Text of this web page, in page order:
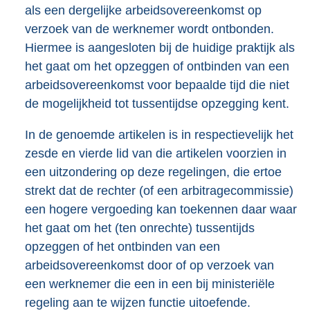
als een dergelijke arbeidsovereenkomst op
verzoek van de werknemer wordt ontbonden.
Hiermee is aangesloten bij de huidige praktijk als
het gaat om het opzeggen of ontbinden van een
arbeidsovereenkomst voor bepaalde tijd die niet
de mogelijkheid tot tussentijdse opzegging kent.
In de genoemde artikelen is in respectievelijk het
zesde en vierde lid van die artikelen voorzien in
een uitzondering op deze regelingen, die ertoe
strekt dat de rechter (of een arbitragecommissie)
een hogere vergoeding kan toekennen daar waar
het gaat om het (ten onrechte) tussentijds
opzeggen of het ontbinden van een
arbeidsovereenkomst door of op verzoek van
een werknemer die een in een bij ministeriële
regeling aan te wijzen functie uitoefende.